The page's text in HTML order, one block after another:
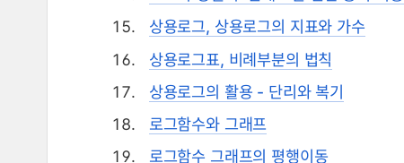
상용로그, 상용로그의 지표와 가수
상용로그표, 비례부분의 법칙
상용로그의 활용 - 단리와 복기
로그함수와 그래프
로그함수 그래프의 평행이동